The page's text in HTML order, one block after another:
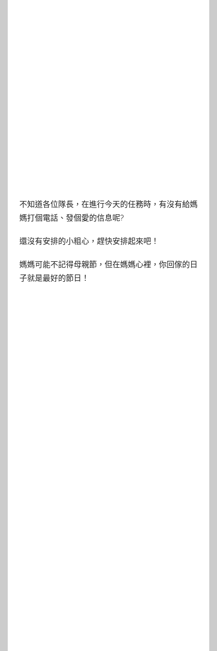
不知道各位隊長，在進行今天的任務時，有沒有給媽
媽打個電話、發個愛的信息呢?
還沒有安排的小粗心，趕快安排起來吧！
媽媽可能不記得母親節，但在媽媽心裡，你回傢的日
子就是最好的節日！